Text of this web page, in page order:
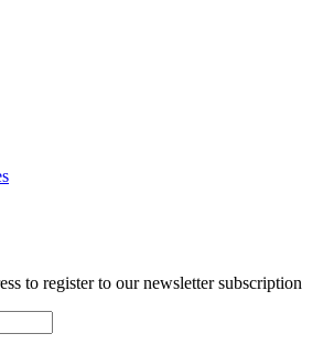
to register to our newsletter subscription